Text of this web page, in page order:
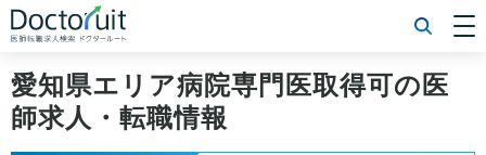
[常勤] 科目から探す
[常勤] 特徴から探す
[非常勤] エリアから探す
[非常勤] 科目から探す
愛知県エリア病院専門医取得可の医
師求人・転職情報